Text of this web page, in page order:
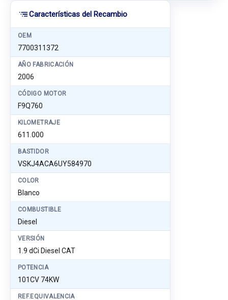
Características del Recambio
OEM
7700311372
AÑO FABRICACIÓN
2006
CÓDIGO MOTOR
F9Q760
KILOMETRAJE
611.000
BASTIDOR
VSKJ4ACA6UY584970
COLOR
Blanco
COMBUSTIBLE
Diesel
VERSIÓN
1.9 dCi Diesel CAT
POTENCIA
101CV 74KW
REF.EQUIVALENCIA